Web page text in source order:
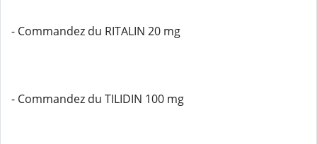
- Commandez du RITALIN 20 mg
- Commandez du TILIDIN 100 mg